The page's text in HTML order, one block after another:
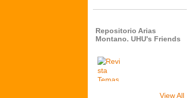
Repositorio Arias
Montano. UHU's Friends
View All